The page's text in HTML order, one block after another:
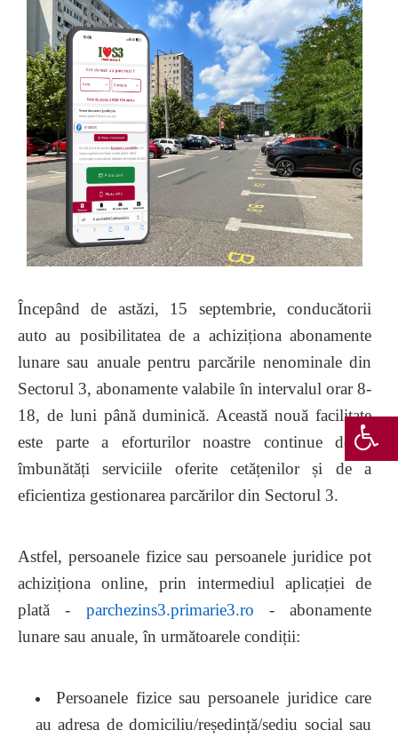
Începând de astăzi, 15 septembrie, conducătorii
auto au posibilitatea de a achiziționa abonamente
lunare sau anuale pentru parcările nenominale din
Sectorul 3, abonamente valabile în intervalul orar 8-
18, de luni până duminică. Această nouă facilitate
este parte a eforturilor noastre continue de a
îmbunătăți serviciile oferite cetățenilor și de a
eficientiza gestionarea parcărilor din Sectorul 3.
Astfel, persoanele fizice sau persoanele juridice pot
achiziționa online, prin intermediul aplicației de
plată - parchezins3.primarie3.ro - abonamente
lunare sau anuale, în următoarele condiții:
Persoanele fizice sau persoanele juridice care
au adresa de domiciliu/reședință/sediu social sau